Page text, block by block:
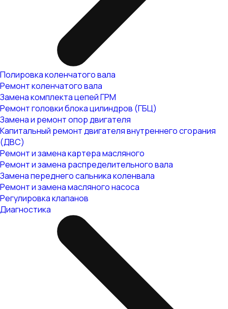
Полировка коленчатого вала
Ремонт коленчатого вала
Замена комплекта цепей ГРМ
Ремонт головки блока цилиндров (ГБЦ)
Замена и ремонт опор двигателя
Капитальный ремонт двигателя внутреннего сгорания
(ДВС)
Ремонт и замена картера масляного
Ремонт и замена распределительного вала
Замена переднего сальника коленвала
Ремонт и замена масляного насоса
Регулировка клапанов
Диагностика